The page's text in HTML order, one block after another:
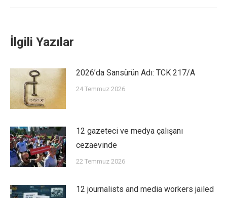
İlgili Yazılar
2026’da Sansürün Adı: TCK 217/A
24 Temmuz 2026
12 gazeteci ve medya çalışanı
cezaevinde
22 Temmuz 2026
12 journalists and media workers jailed